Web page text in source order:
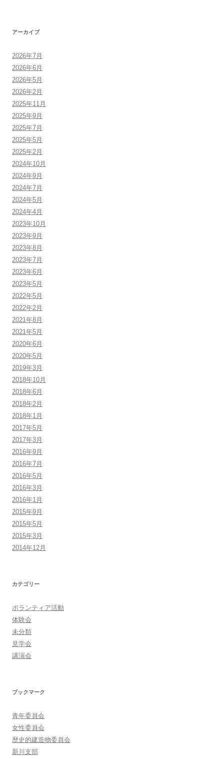
アーカイブ
2026年7月
2026年6月
2026年5月
2026年2月
2025年11月
2025年9月
2025年7月
2025年5月
2025年2月
2024年10月
2024年9月
2024年7月
2024年5月
2024年4月
2023年10月
2023年9月
2023年8月
2023年7月
2023年6月
2023年5月
2022年5月
2022年2月
2021年8月
2021年5月
2020年6月
2020年5月
2019年3月
2018年10月
2018年6月
2018年2月
2018年1月
2017年5月
2017年3月
2016年9月
2016年7月
2016年5月
2016年3月
2016年1月
2015年9月
2015年5月
2015年3月
2014年12月
カテゴリー
ボランティア活動
体験会
未分類
見学会
講演会
ブックマーク
青年委員会
女性委員会
歴史的建造物委員会
新川支部